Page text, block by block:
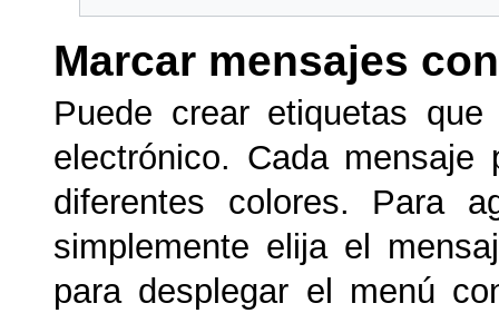
Marcar mensajes
Puede crear etiquetas
electrónico. Cada
diferentes colores. Para
simplemente elija el
para desplegar el menú